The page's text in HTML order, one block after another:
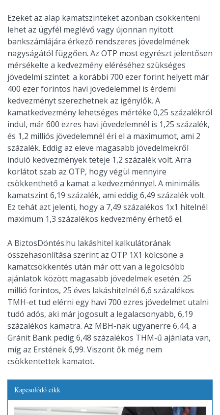
Ezeket az alap kamatszinteket azonban csökkenteni
lehet az ügyfél meglévő vagy újonnan nyitott
bankszámlájára érkező rendszeres jövedelmének
nagyságától függően. Az OTP most egyrészt jelentősen
mérsékelte a kedvezmény eléréséhez szükséges
jövedelmi szintet: a korábbi 700 ezer forint helyett már
400 ezer forintos havi jövedelemmel is érdemi
kedvezményt szerezhetnek az igénylők. A
kamatkedvezmény lehetséges mértéke 0,25 százalékról
indul, már 600 ezres havi jövedelemnél is 1,25 százalék,
és 1,2 milliós jövedelemnél éri el a maximumot, ami 2
százalék. Eddig az eleve magasabb jövedelmekről
induló kedvezmények teteje 1,2 százalék volt. Arra
korlátot szab az OTP, hogy végül mennyire
csökkenthető a kamat a kedvezménnyel. A minimális
kamatszint 6,19 százalék, ami eddig 6,49 százalék volt.
Ez tehát azt jelenti, hogy a 7,49 százalékos 1x1 hitelnél
maximum 1,3 százalékos kedvezmény érhető el.
A BiztosDöntés.hu lakáshitel kalkulátorának
összehasonlítása szerint az OTP 1X1 kölcsöne a
kamatcsökkentés után már ott van a legolcsóbb
ajánlatok között magasabb jövedelmek esetén. 25
millió forintos, 25 éves lakáshitelnél 6,6 százalékos
TMH-et tud elérni egy havi 700 ezres jövedelmet utalni
tudó adós, aki már jogosult a legalacsonyabb, 6,19
százalékos kamatra. Az MBH-nak ugyanerre 6,44, a
Gránit Bank pedig 6,48 százalékos THM-ű ajánlata van,
míg az Erstének 6,99. Viszont ők még nem
csökkentettek kamatot.
Kapcsolódó cikk